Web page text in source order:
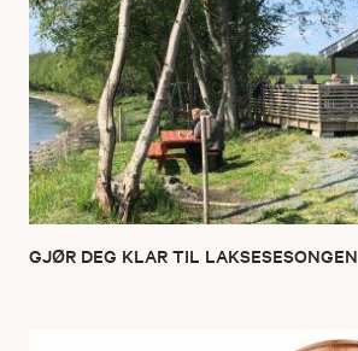
GJØR DEG KLAR TIL LAKSESESONGEN